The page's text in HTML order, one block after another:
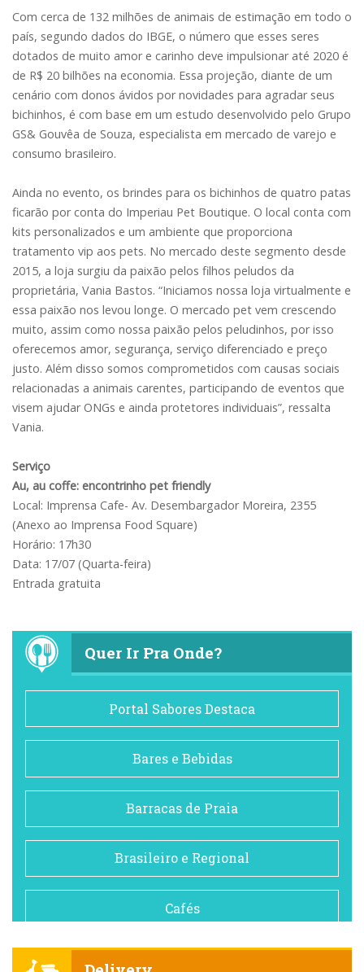
Com cerca de 132 milhões de animais de estimação em todo o
país, segundo dados do IBGE, o número que esses seres
dotados de muito amor e carinho deve impulsionar até 2020 é
de R$ 20 bilhões na economia. Essa projeção, diante de um
cenário com donos ávidos por novidades para agradar seus
bichinhos, é com base em um estudo desenvolvido pelo Grupo
GS& Gouvêa de Souza, especialista em mercado de varejo e
consumo brasileiro.
Ainda no evento, os brindes para os bichinhos de quatro patas
ficarão por conta do Imperiau Pet Boutique. O local conta com
kits personalizados e um ambiente que proporciona
tratamento vip aos pets. No mercado deste segmento desde
2015, a loja surgiu da paixão pelos filhos peludos da
proprietária, Vania Bastos. “Iniciamos nossa loja virtualmente e
essa paixão nos levou longe. O mercado pet vem crescendo
muito, assim como nossa paixão pelos peludinhos, por isso
oferecemos amor, segurança, serviço diferenciado e preço
justo. Além disso somos comprometidos com causas sociais
relacionadas a animais carentes, participando de eventos que
visem ajudar ONGs e ainda protetores individuais”, ressalta
Vania.
Serviço
Au, au coffe: encontrinho pet friendly
Local: Imprensa Cafe- Av. Desembargador Moreira, 2355
(Anexo ao Imprensa Food Square)
Horário: 17h30
Data: 17/07 (Quarta-feira)
Entrada gratuita
Quer Ir Pra Onde?
Portal Sabores Destaca
Bares e Bebidas
Barracas de Praia
Brasileiro e Regional
Cafés